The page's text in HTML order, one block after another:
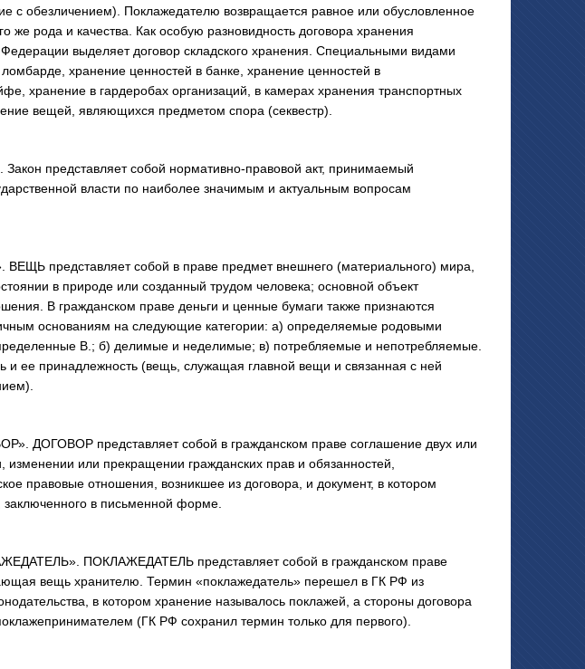
с обезличением). Поклажедателю возвращается равное или обусловленное
же рода и качества. Как особую разновидность договора хранения
Федерации выделяет договор складского хранения. Специальными видами
хранение ценностей в банке, хранение ценностей в
хранение в гардеробах организаций, в камерах хранения транспортных
вещей, являющихся предметом спора (секвестр).
представляет собой нормативно-правовой акт, принимаемый
власти по наиболее значимым и актуальным вопросам
представляет собой в праве предмет внешнего (материального) мира,
в природе или созданный трудом человека; основной объект
В гражданском праве деньги и ценные бумаги также признаются
основаниям на следующие категории: а) определяемые родовыми
В.; б) делимые и неделимые; в) потребляемые и непотребляемые.
и ее принадлежность (вещь, служащая главной вещи и связанная с ней
ДОГОВОР представляет собой в гражданском праве соглашение двух или
изменении или прекращении гражданских прав и обязанностей,
правовые отношения, возникшее из договора, и документ, в котором
в письменной форме.
ПОКЛАЖЕДАТЕЛЬ представляет собой в гражданском праве
вещь хранителю. Термин «поклажедатель» перешел в ГК РФ из
в котором хранение называлось поклажей, а стороны договора
(ГК РФ сохранил термин только для первого).